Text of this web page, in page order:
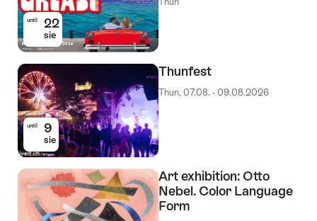
until 22
sie
until 9
sie
Thunfest
Thun, 07.08. - 09.08.2026
Art exhibition: Otto
Nebel. Color Language
Form